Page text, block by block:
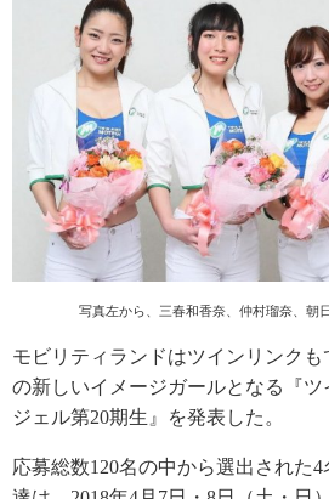
写真左から、三春和香奈、仲村瑠奈、朝
モビリティランドはツインリンクも
の新しいイメージガールとなる『
ジェル第20期生』を発表した。
応募総数120名の中から選出された